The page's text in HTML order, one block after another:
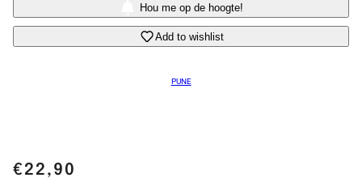
Hou me op de hoogte!
Add to wishlist
PUNE
€22,90